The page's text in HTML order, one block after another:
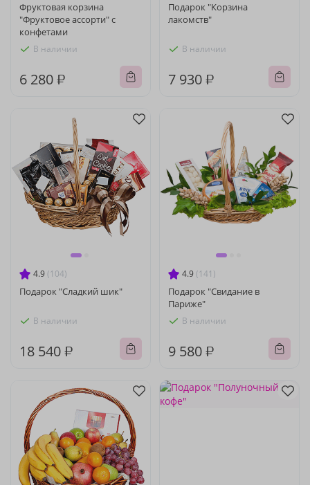
Фруктовая корзина
"Фруктовое ассорти" с
конфетами
В наличии
6 280 ₽
Подарок "Корзина
лакомств"
В наличии
7 930 ₽
4.9 (104)
Подарок "Сладкий шик"
В наличии
18 540 ₽
4.9 (141)
Подарок "Свидание в
Париже"
В наличии
9 580 ₽